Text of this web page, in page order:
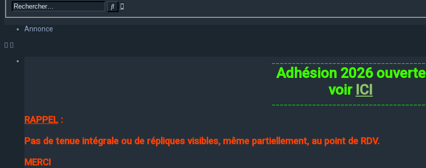
Rechercher
Recherche
Annonce
Adhésion 2026 ouverte
voir ICI
RAPPEL :
Pas de tenue intégrale ou de répliques visibles, même partiellement, au point de RDV.
MERCI